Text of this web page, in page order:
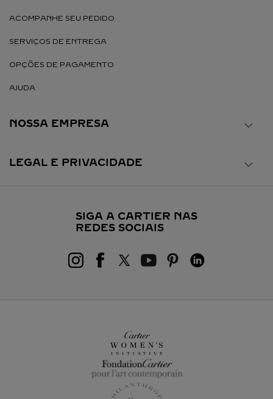
ACOMPANHE SEU PEDIDO
SERVIÇOS DE ENTREGA
OPÇÕES DE PAGAMENTO
AJUDA
NOSSA EMPRESA
LEGAL E PRIVACIDADE
SIGA A CARTIER NAS
REDES SOCIAIS